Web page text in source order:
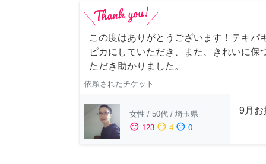
この度はありがとうございます！テキパ
ピカにしていただき、また、きれいに保
ただき助かりました。
依頼されたチケット
女性 / 50代 / 埼玉県
sentiment_satisfied 123 sentiment_neutral 4 sentiment_dissatisfied 0
9月お